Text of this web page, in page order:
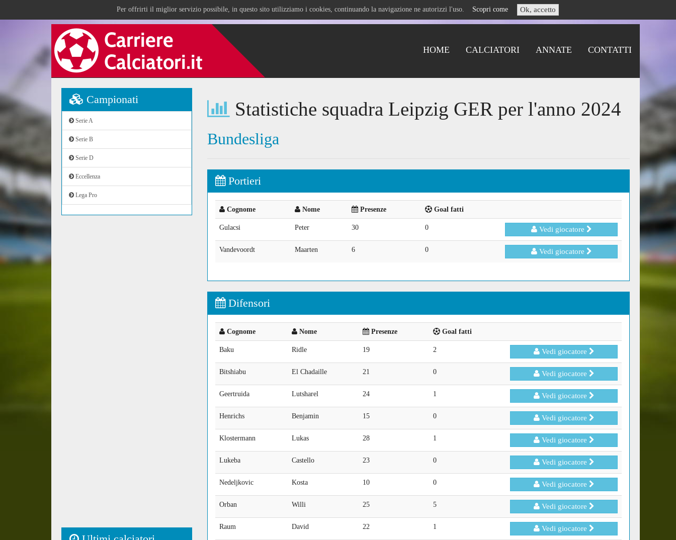
Per offrirti il miglior servizio possibile, in questo sito utilizziamo i cookies, continuando la navigazione ne autorizzi l'uso. Scopri come Ok, accetto
HOME CALCIATORI ANNATE CONTATTI
Campionati
Serie A
Serie B
Serie D
Eccellenza
Lega Pro
Statistiche squadra Leipzig GER per l'anno 2024
Bundesliga
Portieri
Cognome Nome Presenze Goal fatti
Gulacsi Peter 30 0 Vedi giocatore
Vandevoordt Maarten 6 0 Vedi giocatore
Difensori
Cognome Nome Presenze Goal fatti
Baku Ridle 19 2 Vedi giocatore
Bitshiabu El Chadaille 21 0 Vedi giocatore
Geertruida Lutsharel 24 1 Vedi giocatore
Henrichs Benjamin 15 0 Vedi giocatore
Klostermann Lukas 28 1 Vedi giocatore
Lukeba Castello 23 0 Vedi giocatore
Nedeljkovic Kosta 10 0 Vedi giocatore
Orban Willi 25 5 Vedi giocatore
Raum David 22 1 Vedi giocatore